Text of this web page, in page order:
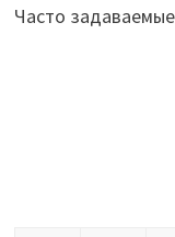
Часто